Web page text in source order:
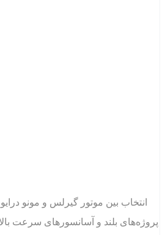
انتخاب بین موتور گیرلس و مونو
پروژه‌های بلند و آسانسورهای سرعت